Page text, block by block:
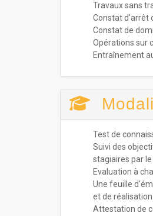
Travaux sans
Constat d'arrêt
Constat de
Opérations sur
Entraînement
Test de
Suivi des
stagiaires par
Evaluation à
Une feuille
et de
Attestation de